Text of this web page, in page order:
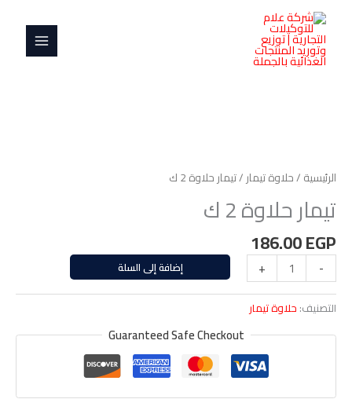
المحتوى
MENU
الرئيسية /حلاوة تيمار / تيمار حلاوة 2 ك
تيمار حلاوة 2 ك
186.00EGP
-
حلاوة
ك
+ إضافة إلى السلة
التصنيف: حلاوة تيمار
Guaranteed Safe Checkout